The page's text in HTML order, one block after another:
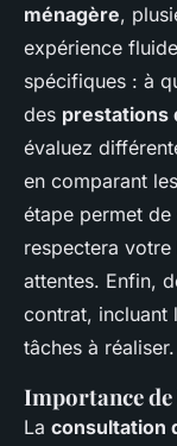
ménagère,
expérience
spécifiques : à
des prestations
évaluez
en comparant
étape permet
respectera
attentes. Enfin,
contrat, incluant
tâches à réaliser.
Importance
La consultation